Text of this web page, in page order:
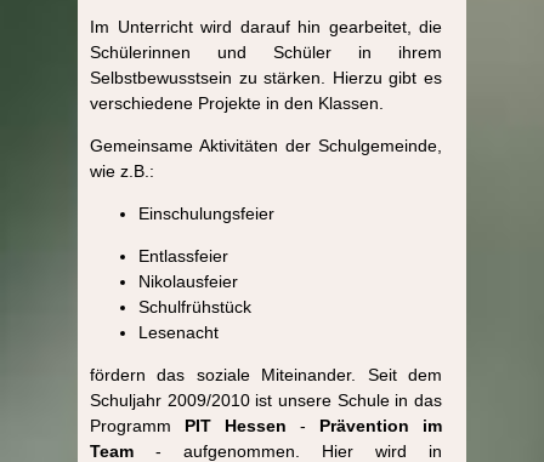
Im Unterricht wird darauf hin gearbeitet, die
Schülerinnen und Schüler in ihrem
Selbstbewusstsein zu stärken. Hierzu gibt es
verschiedene Projekte in den Klassen.
Gemeinsame Aktivitäten der Schulgemeinde,
wie z.B.:
Einschulungsfeier
Entlassfeier
Nikolausfeier
Schulfrühstück
Lesenacht
fördern das soziale Miteinander. Seit dem
Schuljahr 2009/2010 ist unsere Schule in das
Programm PIT Hessen - Prävention im
Team - aufgenommen. Hier wird in